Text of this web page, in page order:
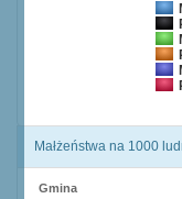
Małżeństwa na 1000
Gmina